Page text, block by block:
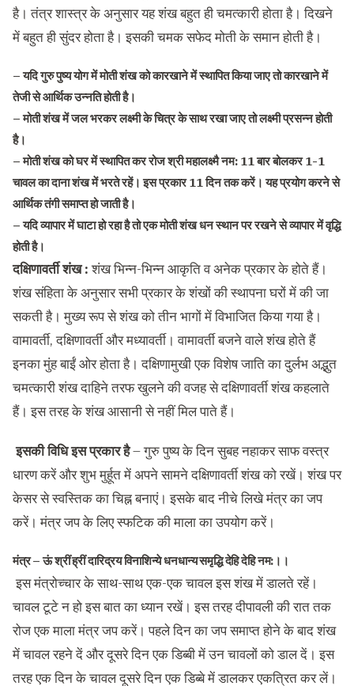
है। तंत्र शास्त्र के अनुसार यह शंख बहुत ही चमत्कारी होता है। दिखने
में बहुत ही सुंदर होता है। इसकी चमक सफेद मोती के समान होती है।
– यदि गुरु पुष्य योग में मोती शंख को कारखाने में स्थापित किया जाए तो कारखाने में
तेजी से आर्थिक उन्नति होती है।
– मोती शंख में जल भरकर लक्ष्मी के चित्र के साथ रखा जाए तो लक्ष्मी प्रसन्न होती
है।
– मोती शंख को घर में स्थापित कर रोज श्री महालक्ष्मै नम: 11 बार बोलकर 1-1
चावल का दाना शंख में भरते रहें। इस प्रकार 11 दिन तक करें। यह प्रयोग करने से
आर्थिक तंगी समाप्त हो जाती है।
– यदि व्यापार में घाटा हो रहा है तो एक मोती शंख धन स्थान पर रखने से व्यापार में वृद्धि
होती है।
दक्षिणावर्ती शंख :शंख भिन्न-भिन्न आकृति व अनेक प्रकार के होते हैं।
शंख संहिता के अनुसार सभी प्रकार के शंखों की स्थापना घरों में की जा
सकती है। मुख्य रूप से शंख को तीन भागों में विभाजित किया गया है।
वामावर्ती, दक्षिणावर्ती और मध्यावर्ती। वामावर्ती बजने वाले शंख होते हैं
इनका मुंह बाईं ओर होता है। दक्षिणामुखी एक विशेष जाति का दुर्लभ अद्भुत
चमत्कारी शंख दाहिने तरफ खुलने की वजह से दक्षिणावर्ती शंख कहलाते
हैं। इस तरह के शंख आसानी से नहीं मिल पाते हैं।
इसकी विधि इस प्रकार है– गुरु पुष्य के दिन सुबह नहाकर साफ वस्त्र
धारण करें और शुभ मुर्हूत में अपने सामने दक्षिणावर्ती शंख को रखें। शंख पर
केसर से स्वस्तिक का चिह्न बनाएं। इसके बाद नीचे लिखे मंत्र का जप
करें। मंत्र जप के लिए स्फटिक की माला का उपयोग करें।
मंत्र –ऊं श्रीं ह्रीं दारिद्रय विनाशिन्ये धनधान्य समृद्धि देहि देहि नम:।।
इस मंत्रोच्चार के साथ-साथ एक-एक चावल इस शंख में डालते रहें।
चावल टूटे न हो इस बात का ध्यान रखें। इस तरह दीपावली की रात तक
रोज एक माला मंत्र जप करें। पहले दिन का जप समाप्त होने के बाद शंख
में चावल रहने दें और दूसरे दिन एक डिब्बी में उन चावलों को डाल दें। इस
तरह एक दिन के चावल दूसरे दिन एक डिब्बे में डालकर एकत्रित कर लें।